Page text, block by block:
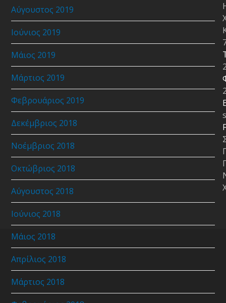
Αύγουστος 2019
Ιούνιος 2019
Μάιος 2019
Μάρτιος 2019
Φεβρουάριος 2019
Δεκέμβριος 2018
Νοέμβριος 2018
Οκτώβριος 2018
Αύγουστος 2018
Ιούνιος 2018
Μάιος 2018
Απρίλιος 2018
Μάρτιος 2018